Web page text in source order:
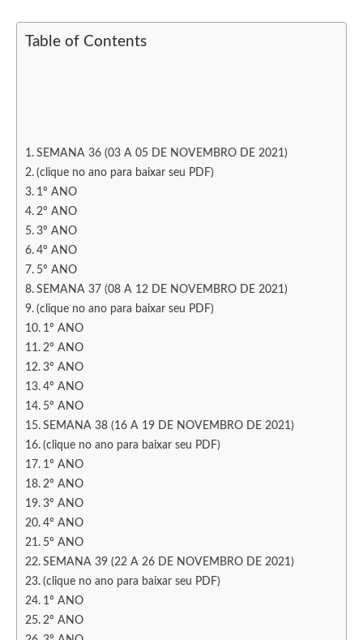
Table of Contents
SEMANA 36 (03 A 05 DE NOVEMBRO DE 2021)
(clique no ano para baixar seu PDF)
1º ANO
2º ANO
3º ANO
4º ANO
5º ANO
SEMANA 37 (08 A 12 DE NOVEMBRO DE 2021)
(clique no ano para baixar seu PDF)
1º ANO
2º ANO
3º ANO
4º ANO
5º ANO
SEMANA 38 (16 A 19 DE NOVEMBRO DE 2021)
(clique no ano para baixar seu PDF)
1º ANO
2º ANO
3º ANO
4º ANO
5º ANO
SEMANA 39 (22 A 26 DE NOVEMBRO DE 2021)
(clique no ano para baixar seu PDF)
1º ANO
2º ANO